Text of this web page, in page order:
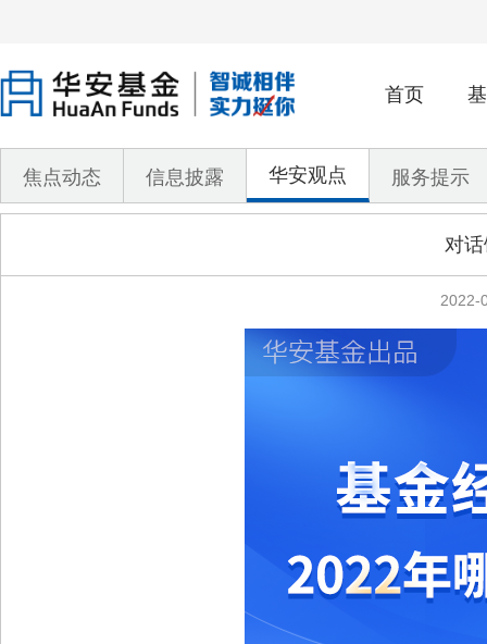
首页
焦点动态 信息披露 华安观点 服务提示
对
2022-